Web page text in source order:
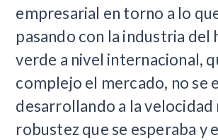
empresarial en torno a lo
pasando con la industria del
verde a nivel internacional,
complejo el mercado, no se
desarrollando a la velocidad
robustez que se esperaba y